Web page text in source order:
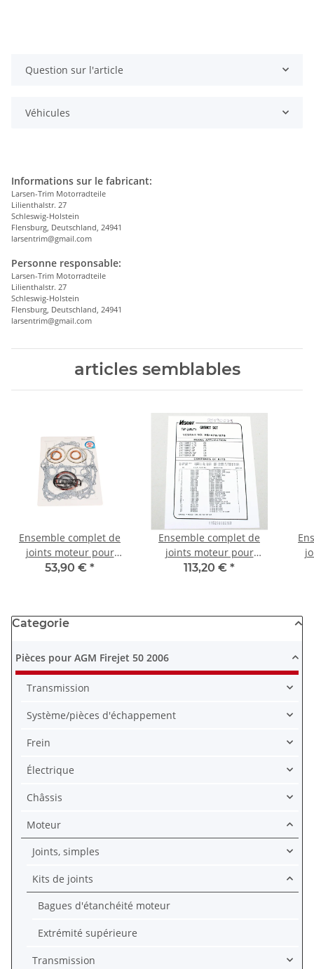
Question sur l'article
Véhicules
Informations sur le fabricant:
Larsen-Trim Motorradteile
Lilienthalstr. 27
Schleswig-Holstein
Flensburg, Deutschland, 24941
larsentrim@gmail.com
Personne responsable:
Larsen-Trim Motorradteile
Lilienthalstr. 27
Schleswig-Holstein
Flensburg, Deutschland, 24941
larsentrim@gmail.com
articles semblables
Ensemble complet de
joints moteur pour
Yamaha XV 750 SE
53,90 € *
Ensemble complet de
joints moteur pour
Kawasaki GPZ 1100 A
113,20 € *
Categorie
Pièces pour AGM Firejet 50 2006
Transmission
Système/pièces d'échappement
Frein
Électrique
Châssis
Moteur
Joints, simples
Kits de joints
Bagues d'étanchéité moteur
Extrémité supérieure
Transmission